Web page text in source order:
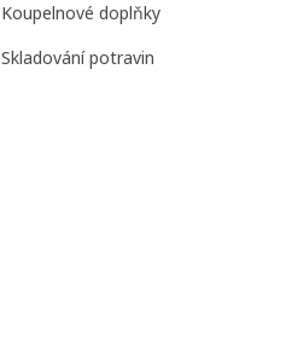
Koupelnové doplňky
Skladování potravin